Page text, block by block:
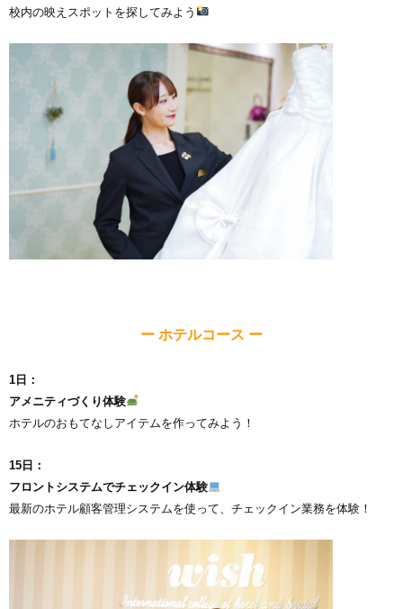
校内の映えスポットを探してみよう
ー ホテルコース ー
1日：
アメニティづくり体験
ホテルのおもてなしアイテムを作ってみよう！
15日：
フロントシステムでチェックイン体験
最新のホテル顧客管理システムを使って、チェックイン業務を体験！